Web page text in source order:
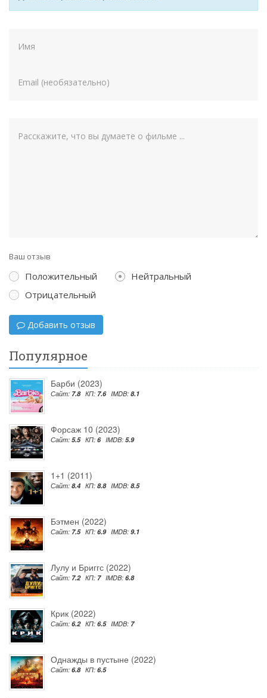
Ваш отзыв
Положительный
Нейтральный
Отрицательный
Добавить отзыв
Популярное
Барби (2023)
Сайт: 7.8 КП: 7.6 IMDB: 8.1
Форсаж 10 (2023)
Сайт: 5.5 КП: 6 IMDB: 5.9
1+1 (2011)
Сайт: 8.4 КП: 8.8 IMDB: 8.5
Бэтмен (2022)
Сайт: 7.5 КП: 6.9 IMDB: 9.1
Лулу и Бриггс (2022)
Сайт: 7.2 КП: 7 IMDB: 6.8
Крик (2022)
Сайт: 6.2 КП: 6.5 IMDB: 7
Однажды в пустыне (2022)
Сайт: 6.8 КП: 6.5